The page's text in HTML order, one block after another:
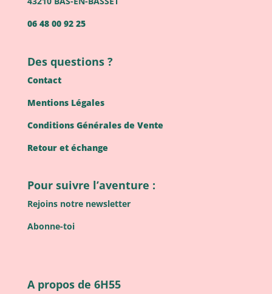
06 48 00 92 25
Des questions ?
Contact
Mentions Légales
Conditions Générales de Vente
Retour et échange
Pour suivre l’aventure :
Rejoins notre newsletter
Abonne-toi
A propos de 6H55